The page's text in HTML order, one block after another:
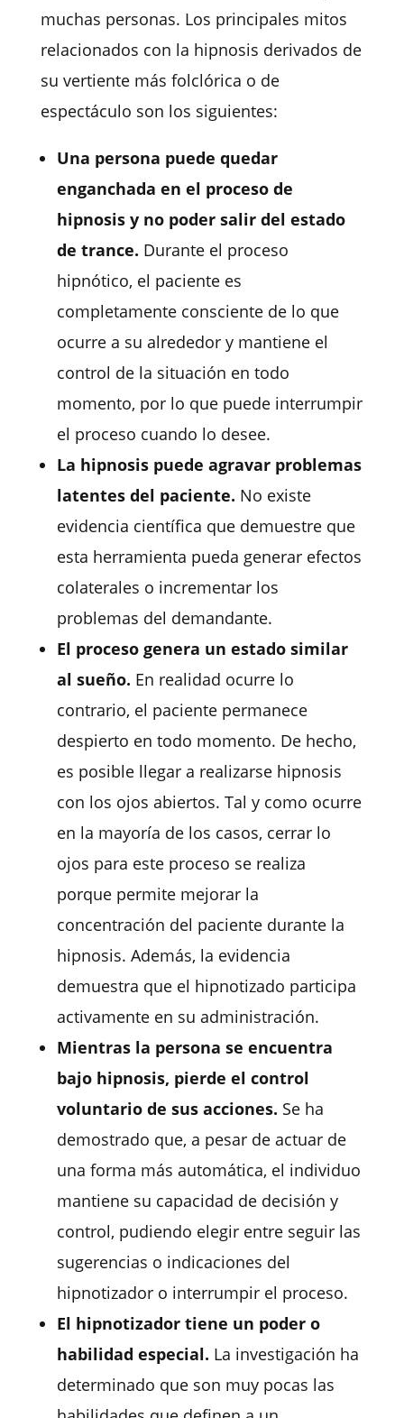
muchas personas. Los principales mitos
relacionados con la hipnosis derivados de
su vertiente más folclórica o de
espectáculo son los siguientes:
Una persona puede quedar
enganchada en el proceso de
hipnosis y no poder salir del estado
de trance. Durante el proceso
hipnótico, el paciente es
completamente consciente de lo que
ocurre a su alrededor y mantiene el
control de la situación en todo
momento, por lo que puede interrumpir
el proceso cuando lo desee.
La hipnosis puede agravar problemas
latentes del paciente. No existe
evidencia científica que demuestre que
esta herramienta pueda generar efectos
colaterales o incrementar los
problemas del demandante.
El proceso genera un estado similar
al sueño. En realidad ocurre lo
contrario, el paciente permanece
despierto en todo momento. De hecho,
es posiblellegar a realizarse hipnosis
con los ojos abiertos. Tal y como ocurre
en la mayoría de los casos, cerrar lo
ojos para este proceso se realiza
porque permite mejorar la
concentración del paciente durante la
hipnosis. Además, la evidencia
demuestra que el hipnotizado participa
activamente en su administración.
Mientras la persona se encuentra
bajo hipnosis, pierde el control
voluntario de sus acciones. Se ha
demostrado que, a pesar de actuar de
una forma más automática, el individuo
mantiene su capacidad de decisión y
control, pudiendo elegir entre seguir las
sugerencias o indicaciones del
hipnotizador o interrumpir el proceso.
El hipnotizador tiene un poder o
habilidad especial. La investigación ha
determinado que son muy pocas las